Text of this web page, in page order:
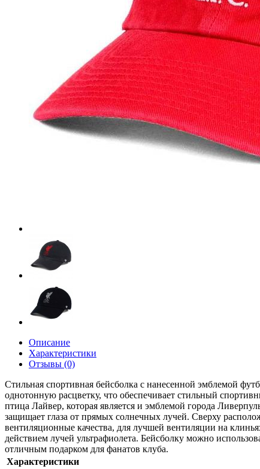
Описание
Характеристики
Отзывы (0)
Стильная спортивная бейсболка с нанесенной эмблемой
однотонную расцветку, что обеспечивает стильный
птица Лайвер, которая является и эмблемой города
защищает глаза от прямых солнечных лучей. Сверху
вентиляционные качества, для лучшей вентиляции на
действием лучей ультрафиолета. Бейсболку можно
отличным подарком для фанатов клуба.
Характеристики